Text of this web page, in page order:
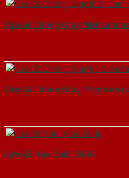
Cửa Gỗ Chống Cháy MDF
Cửa Gỗ Chống Cháy P1 cho
Cửa Gỗ Hàn Quốc 2A fix